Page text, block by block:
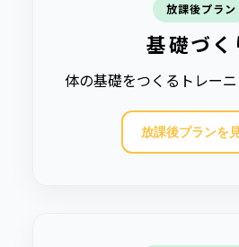
放課後プラン
基礎づく
体の基礎をつくるトレー
放課後プランを